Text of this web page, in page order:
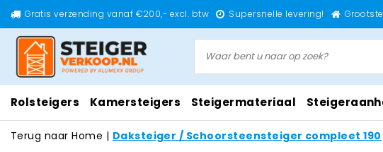
Gratis verzending vanaf €200,- excl. btw Supersnelle levering!
Rolsteigers Kamersteigers Steigermateriaal
Terug naar Home | Daksteiger / Schoorsteensteiger compleet 190